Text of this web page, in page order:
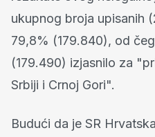
ukupnog broja upisanih
79,8% (179.840), od
(179.490) izjasnilo za
Srbiji i Crnoj Gori".
Budući da je SR